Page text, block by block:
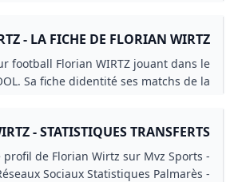
- LA FICHE DE FLORIAN WIRTZ
JOUEUR LIVERPOOL
football Florian WIRTZ jouant dans le
Sa fiche didentité ses matchs de la
- STATISTIQUES TRANSFERTS
profil de Florian Wirtz sur Mvz Sports -
Sociaux Statistiques Palmarès -